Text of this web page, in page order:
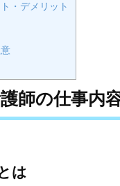
・デメリット
師の仕事内
は